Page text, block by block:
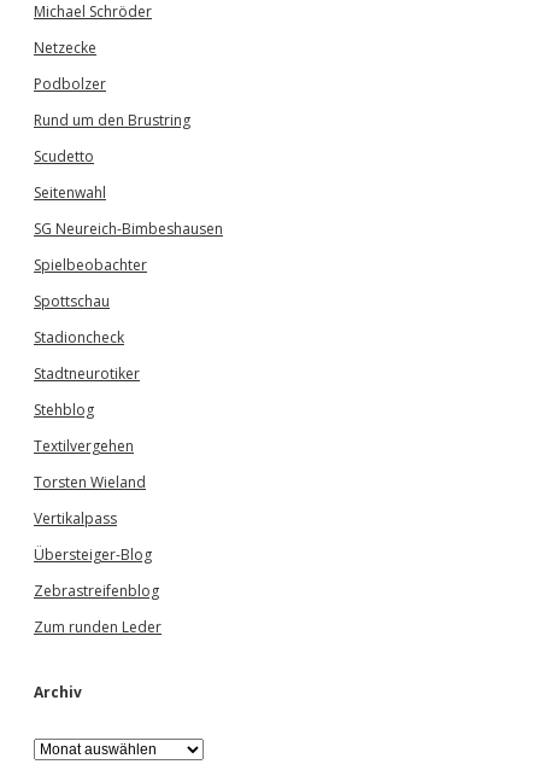
Michael Schröder
Netzecke
Podbolzer
Rund um den Brustring
Scudetto
Seitenwahl
SG Neureich-Bimbeshausen
Spielbeobachter
Spottschau
Stadioncheck
Stadtneurotiker
Stehblog
Textilvergehen
Torsten Wieland
Vertikalpass
Übersteiger-Blog
Zebrastreifenblog
Zum runden Leder
Archiv
A
r